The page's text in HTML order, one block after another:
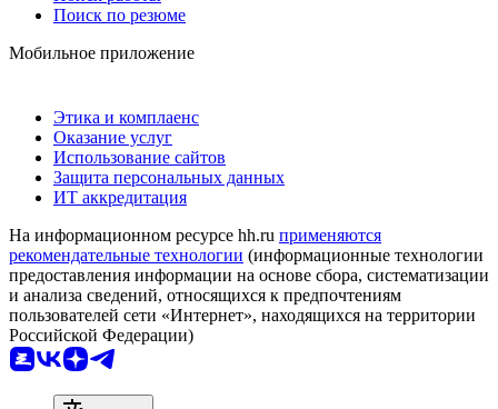
Поиск по резюме
Мобильное приложение
Этика и комплаенс
Оказание услуг
Использование сайтов
Защита персональных данных
ИТ аккредитация
На информационном ресурсе hh.ru применяются
рекомендательные технологии (информационные технологии
предоставления информации на основе сбора, систематизации
и анализа сведений, относящихся к предпочтениям
пользователей сети «Интернет», находящихся на территории
Российской Федерации)